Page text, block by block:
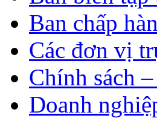
Ban chấp
Các đơn vị
Chính sách
Doanh